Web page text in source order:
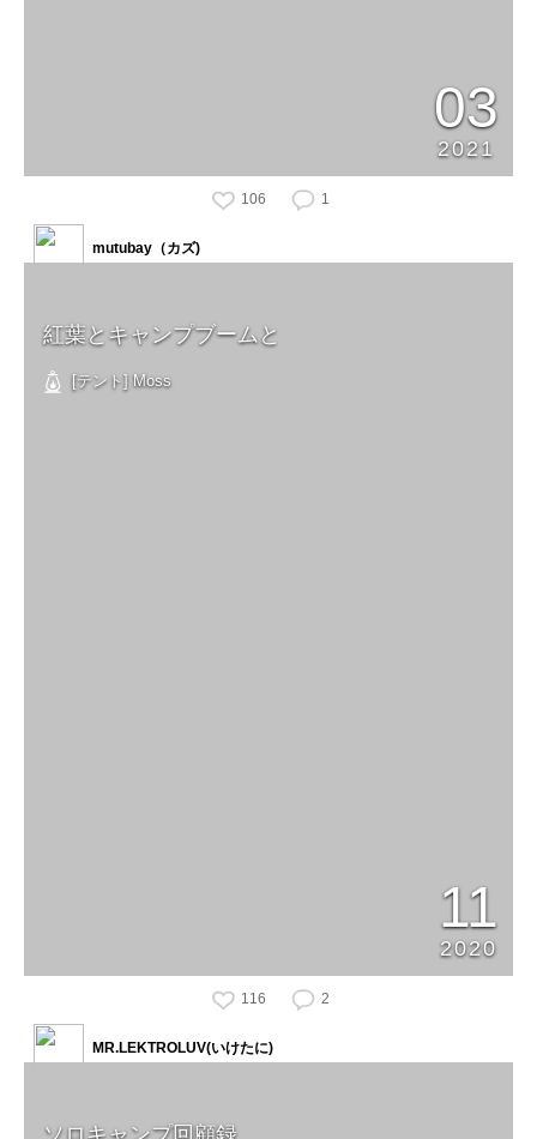
03
2021
106 1
紅葉とキャンプブームと
[テント] Moss
11
2020
mutubay（カズ)
116 2
MR.LEKTROLUV(いけたに)